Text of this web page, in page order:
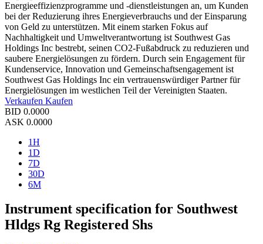
Energieeffizienzprogramme und -dienstleistungen an, um Kunden
bei der Reduzierung ihres Energieverbrauchs und der Einsparung
von Geld zu unterstützen. Mit einem starken Fokus auf
Nachhaltigkeit und Umweltverantwortung ist Southwest Gas
Holdings Inc bestrebt, seinen CO2-Fußabdruck zu reduzieren und
saubere Energielösungen zu fördern. Durch sein Engagement für
Kundenservice, Innovation und Gemeinschaftsengagement ist
Southwest Gas Holdings Inc ein vertrauenswürdiger Partner für
Energielösungen im westlichen Teil der Vereinigten Staaten.
Verkaufen Kaufen
BID 0.0000
ASK 0.0000
1H
1D
7D
30D
6M
Instrument specification for Southwest
Hldgs Rg Registered Shs